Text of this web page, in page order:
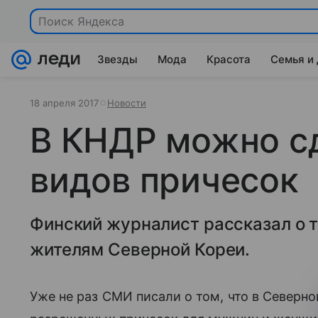
Поиск Яндекса
Звезды Мода Красота Семья и
18 апреля 2017 Новости
В КНДР можно
видов причесок
Финский журналист рассказал о
жителям Северной Кореи.
Уже не раз СМИ писали о том, что в